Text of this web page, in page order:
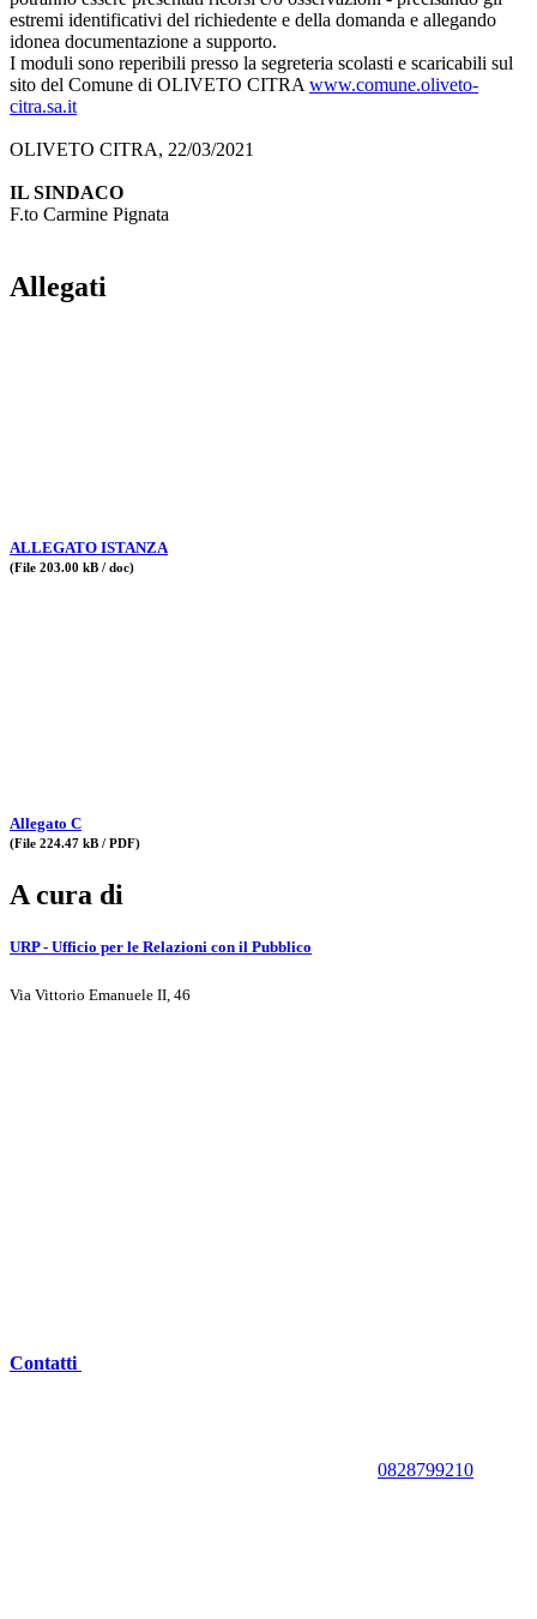
estremi identificativi del richiedente e della domanda e allegando
idonea documentazione a supporto.
I moduli sono reperibili presso la segreteria scolasti e scaricabili sul
sito del Comune di OLIVETO CITRA www.comune.oliveto-
citra.sa.it
OLIVETO CITRA, 22/03/2021
IL SINDACO
F.to Carmine Pignata
Allegati
ALLEGATO ISTANZA
(File 203.00 kB / doc)
Allegato C
(File 224.47 kB / PDF)
A cura di
URP - Ufficio per le Relazioni con il Pubblico
Via Vittorio Emanuele II, 46
Contatti
0828799210